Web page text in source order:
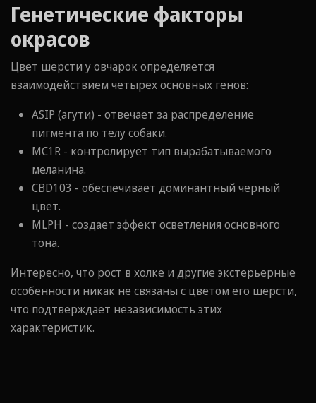
Генетические факторы
окрасов
Цвет шерсти у овчарок определяется
взаимодействием четырех основных генов:
ASIP (агути) - отвечает за распределение
пигмента по телу собаки.
MC1R - контролирует тип вырабатываемого
меланина.
CBD103 - обеспечивает доминантный черный
цвет.
MLPH - создает эффект осветления основного
тона.
Интересно, что рост в холке и другие экстерьерные
особенности никак не связаны с цветом его шерсти,
что подтверждает независимость этих
характеристик.